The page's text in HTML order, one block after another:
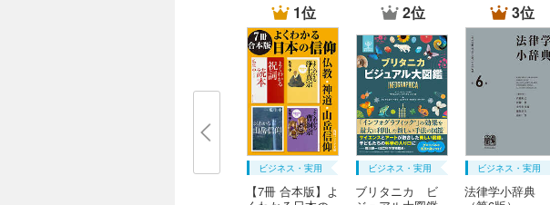
1位
ビジネス・実用
【7冊 合本版】よ
2位
ビジネス・実用
ブリタニカ ビ
3位
ビジネス・実用
法律学小辞典